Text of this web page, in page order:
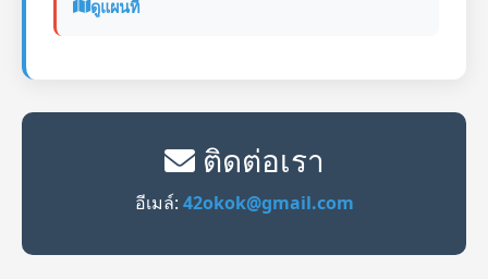
ดูแผนที่
ติดต่อเรา
อีเมล์: 42okok@gmail.com